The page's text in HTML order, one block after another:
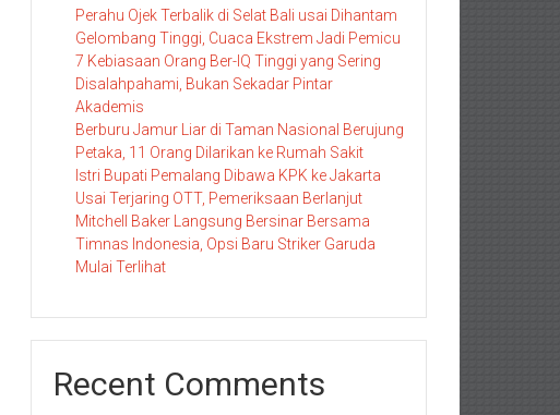
Perahu Ojek Terbalik di Selat Bali usai Dihantam
Gelombang Tinggi, Cuaca Ekstrem Jadi Pemicu
7 Kebiasaan Orang Ber-IQ Tinggi yang Sering
Disalahpahami, Bukan Sekadar Pintar
Akademis
Berburu Jamur Liar di Taman Nasional Berujung
Petaka, 11 Orang Dilarikan ke Rumah Sakit
Istri Bupati Pemalang Dibawa KPK ke Jakarta
Usai Terjaring OTT, Pemeriksaan Berlanjut
Mitchell Baker Langsung Bersinar Bersama
Timnas Indonesia, Opsi Baru Striker Garuda
Mulai Terlihat
Recent Comments